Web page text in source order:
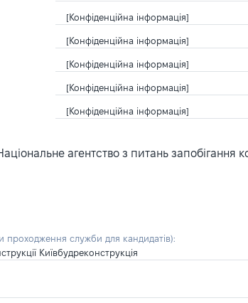
[Конфіденційна інформація]
[Конфіденційна інформація]
[Конфіденційна інформація]
[Конфіденційна інформація]
[Конфіденційна інформація]
агентство з питань запобігання
проходження служби для кандидатів):
Київбудреконструкція